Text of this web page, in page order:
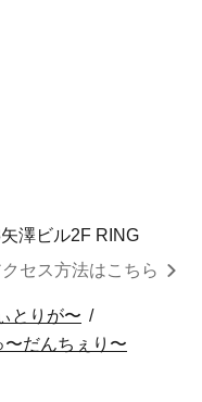
澤ビル2F RING
セス方法はこちら
とりが〜
〜だんちぇり〜